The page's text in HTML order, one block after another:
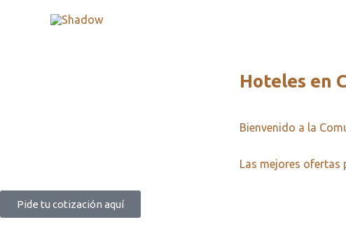
Hoteles en
Bienvenido a la
Las mejores ofertas
Pide tu cotización aquí